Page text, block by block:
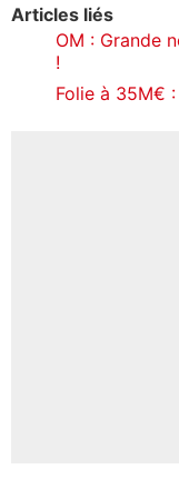
Articles liés
OM : Grande
!
Folie à 35M€